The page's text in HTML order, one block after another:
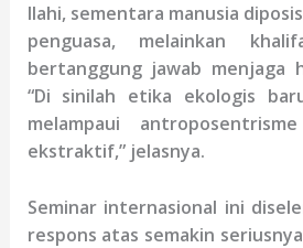
Ilahi, sementara manusia
penguasa, melainkan
bertanggung jawab menjaga
“Di sinilah etika ekologis
melampaui
ekstraktif,” jelasnya.
Seminar internasional ini
respons atas semakin